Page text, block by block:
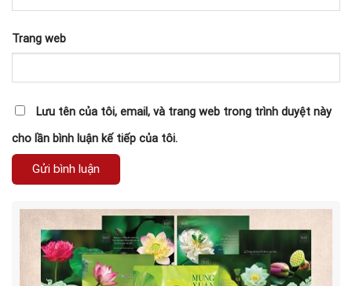
Trang web
Lưu tên của tôi, email, và trang web trong trình duyệt này
cho lần bình luận kế tiếp của tôi.